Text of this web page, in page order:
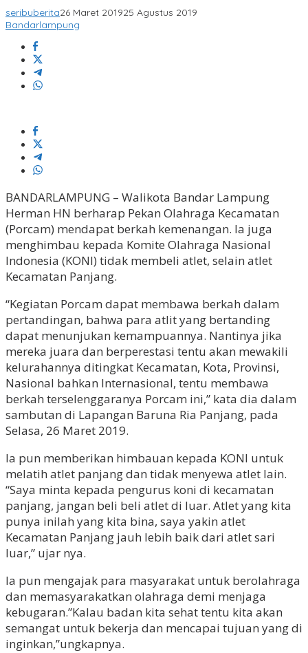
seribuberita26 Maret 201925 Agustus 2019
Bandarlampung
BANDARLAMPUNG – Walikota Bandar Lampung
Herman HN berharap Pekan Olahraga Kecamatan
(Porcam) mendapat berkah kemenangan. Ia juga
menghimbau kepada Komite Olahraga Nasional
Indonesia (KONI) tidak membeli atlet, selain atlet
Kecamatan Panjang.
“Kegiatan Porcam dapat membawa berkah dalam
pertandingan, bahwa para atlit yang bertanding
dapat menunjukan kemampuannya. Nantinya jika
mereka juara dan berperestasi tentu akan mewakili
kelurahannya ditingkat Kecamatan, Kota, Provinsi,
Nasional bahkan Internasional, tentu membawa
berkah terselenggaranya Porcam ini,” kata dia dalam
sambutan di Lapangan Baruna Ria Panjang, pada
Selasa, 26 Maret 2019.
Ia pun memberikan himbauan kepada KONI untuk
melatih atlet panjang dan tidak menyewa atlet lain.
“Saya minta kepada pengurus koni di kecamatan
panjang, jangan beli beli atlet di luar. Atlet yang kita
punya inilah yang kita bina, saya yakin atlet
Kecamatan Panjang jauh lebih baik dari atlet sari
luar,” ujar nya.
Ia pun mengajak para masyarakat untuk berolahraga
dan memasyarakatkan olahraga demi menjaga
kebugaran.”Kalau badan kita sehat tentu kita akan
semangat untuk bekerja dan mencapai tujuan yang di
inginkan,”ungkapnya.